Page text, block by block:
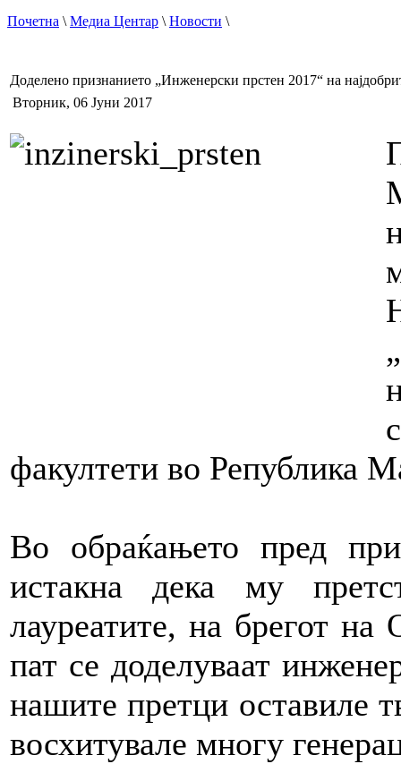
Почетна \Медиа Центар \Новости \
Доделено признанието „Инженерски прстен 2017“ на
Вторник, 06 Јуни 2017
факултети во Република
Во обраќањето пред
истакна дека му
лауреатите, на брегот
пат се доделуваат
нашите претци оставиле
восхитувале многу